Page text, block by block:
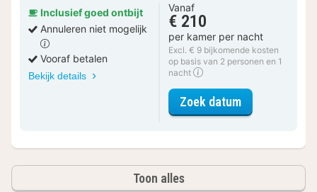
Inclusief goed ontbijt
Annuleren niet mogelijk
Vooraf betalen
Bekijk details
Vanaf
€ 210
per kamer per nacht
Excl. € 9 bijkomende kosten
op basis van 2 personen en 1
nacht
Zoek datumvoor Junior
Toon alles